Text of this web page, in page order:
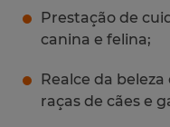
Prestação de
canina e felina;
Realce da
raças de cães e